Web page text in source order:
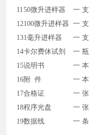
11 50微升进样器
一 支
12100微升进样器
一 支
131毫升进样器
一 支
14卡尔费休试剂
一 瓶
15说明书
一 本
16附 件
一 本
17合格证
一 张
18程序光盘
一 张
19数据线 一 条